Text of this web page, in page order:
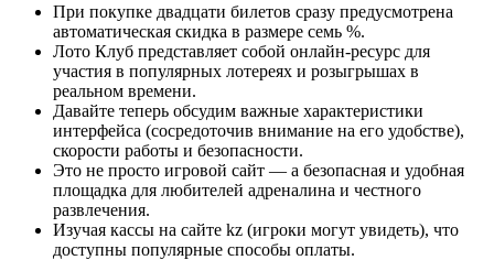
При покупке двадцати билетов сразу предусмотрена
автоматическая скидка в размере семь %.
Лото Клуб представляет собой онлайн-ресурс для
участия в популярных лотереях и розыгрышах в
реальном времени.
Давайте теперь обсудим важные характеристики
интерфейса (сосредоточив внимание на его удобстве),
скорости работы и безопасности.
Это не просто игровой сайт — а безопасная и удобная
площадка для любителей адреналина и честного
развлечения.
Изучая кассы на сайте kz (игроки могут увидеть), что
доступны популярные способы оплаты.